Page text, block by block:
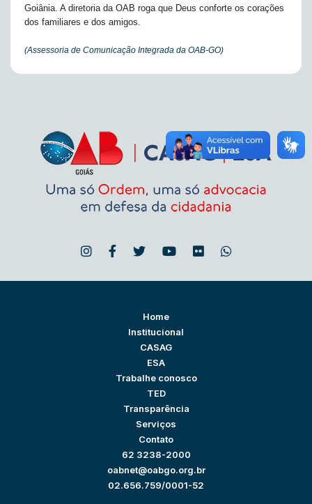
Goiânia. A diretoria da OAB roga que Deus conforte os corações
dos familiares e dos amigos.
(Assessoria de Comunicação Integrada da OAB-GO)
Home
Institucional
CASAG
ESA
Trabalhe conosco
TED
Transparência
Serviços
Contato
62 3238-2000
oabnet@oabgo.org.br
02.656.759/0001-52